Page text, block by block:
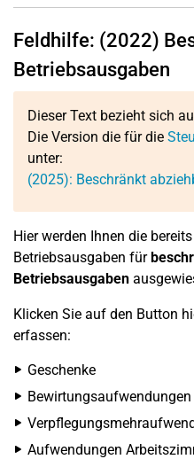
Feldhilfe: (2022)
Betriebsausgaben
Dieser Text bezieht sich
Die Version die für die
unter:
(2025): Beschränkt
Hier werden Ihnen die
Betriebsausgaben für
Betriebsausgaben
Klicken Sie auf den Button
erfassen:
Geschenke
Bewirtungsaufwendungen
Aufwendungen